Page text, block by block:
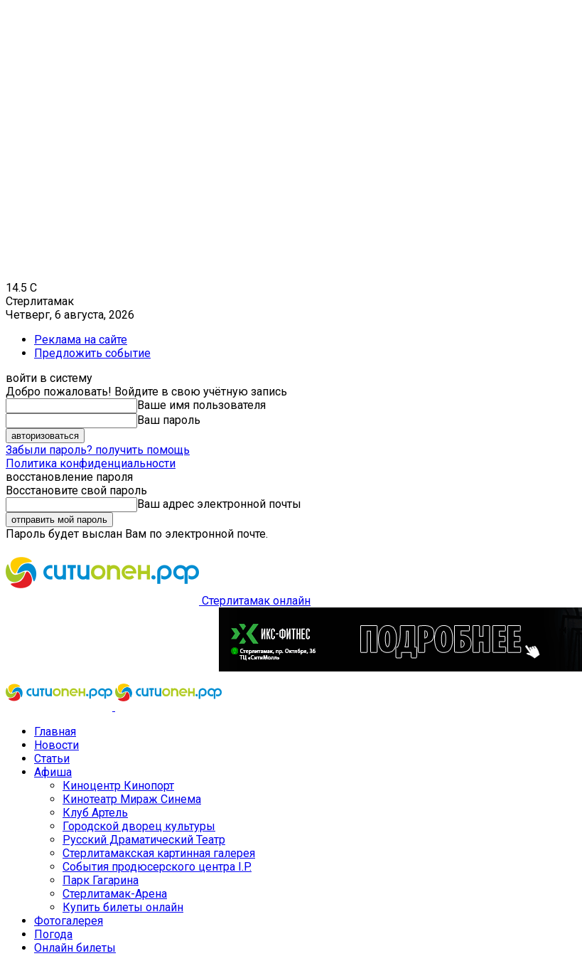
14.5 C
Стерлитамак
Четверг, 6 августа, 2026
Реклама на сайте
Предложить событие
войти в систему
Добро пожаловать! Войдите в свою учётную запись
Ваше имя пользователя
Ваш пароль
Забыли пароль? получить помощь
Политика конфиденциальности
восстановление пароля
Восстановите свой пароль
Ваш адрес электронной почты
Пароль будет выслан Вам по электронной почте.
Стерлитамак онлайн
Главная
Новости
Статьи
Афиша
Киноцентр Кинопорт
Кинотеатр Мираж Синема
Клуб Артель
Городской дворец культуры
Русский Драматический Театр
Стерлитамакская картинная галерея
События продюсерского центра I.P.
Парк Гагарина
Стерлитамак-Арена
Купить билеты онлайн
Фотогалерея
Погода
Онлайн билеты